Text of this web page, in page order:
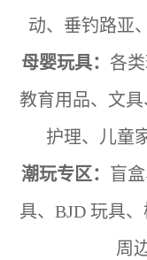
动、垂钓路亚
母婴玩具： 各
教育用品、文具
护理、儿童
潮玩专区： 盲
具、BJD 玩具
周